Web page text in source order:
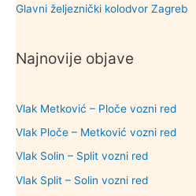
Glavni željeznički kolodvor Zagreb
Najnovije objave
Vlak Metković – Ploče vozni red
Vlak Ploče – Metković vozni red
Vlak Solin – Split vozni red
Vlak Split – Solin vozni red